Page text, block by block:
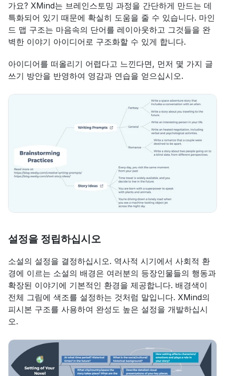
가요? XMind는 브레인스토밍 과정을 간단하게 만드는 데
특화되어 있기 때문에 확실히 도움을 줄 수 있습니다. 마인
드 맵 구조는 마음속의 단어를 레이아웃하고 그것들을 완
벽한 이야기 아이디어로 구조화할 수 있게 합니다.
아이디어를 떠올리기 어렵다고 느낀다면, 먼저 몇 가지 글
쓰기 방안을 반영하여 영감과 연습을 얻으십시오.
설정을 정립하십시오
소설의 설정을 결정하십시오. 역사적 시기에서 사회적 환
경에 이르는 소설의 배경은 여러분의 등장인물들의 행동과
확장된 이야기에 기본적인 환경을 제공합니다. 배경색이
전체 그림에 색조를 설정하는 것처럼 말입니다. XMind의
피시본 구조를 사용하여 완성도 높은 설정을 개발하십시
오.